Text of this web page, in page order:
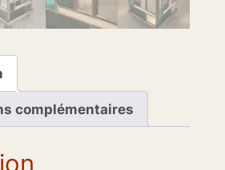
complémentaires